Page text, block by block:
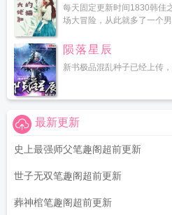
每天固定更新时间1830韩佳
场大冒险，从此就多了一个
陨落星辰
新书极品混乱种子已经上传
最新更新
史上最强师父笔趣阁超前更新
世子无双笔趣阁超前更新
葬神棺笔趣阁超前更新